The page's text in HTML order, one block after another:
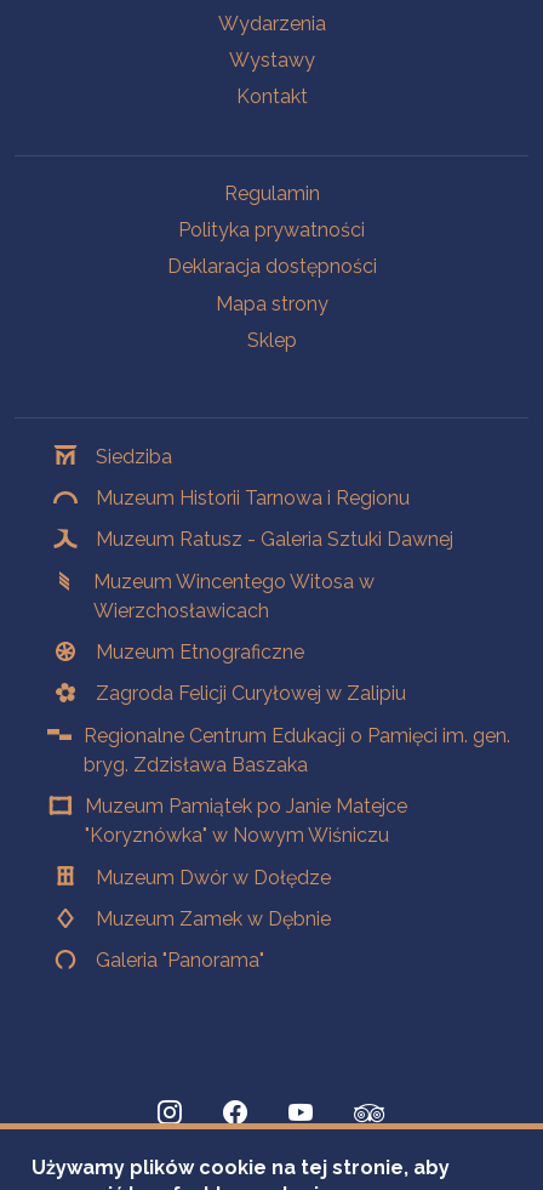
Wydarzenia
Wystawy
Kontakt
Regulamin
Polityka prywatności
Deklaracja dostępności
Mapa strony
Sklep
Siedziba
Muzeum Historii Tarnowa i Regionu
Muzeum Ratusz - Galeria Sztuki Dawnej
Muzeum Wincentego Witosa w
Wierzchosławicach
Muzeum Etnograficzne
Zagroda Felicji Curyłowej w Zalipiu
Regionalne Centrum Edukacji o Pamięci im. gen.
bryg. Zdzisława Baszaka
Muzeum Pamiątek po Janie Matejce
"Koryznówka" w Nowym Wiśniczu
Muzeum Dwór w Dołędze
Muzeum Zamek w Dębnie
Galeria "Panorama"
Używamy plików cookie na tej stronie, aby